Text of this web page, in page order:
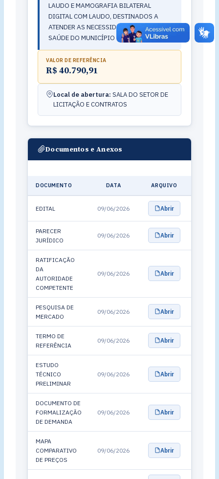
LAUDO E MAMOGRAFIA BILATERAL
DIGITAL COM LAUDO, DESTINADOS A
ATENDER AS NECESSIDADES DA REDE DE
SAÚDE DO MUNICÍPIO DE CURUÁ/PA
VALOR DE REFERÊNCIA
R$ 40.790,91
Local de abertura: SALA DO SETOR DE
LICITAÇÃO E CONTRATOS
Documentos e Anexos
DOCUMENTO DATA ARQUIVO
EDITAL 09/06/2026 Abrir
PARECER
JURÍDICO
09/06/2026 Abrir
RATIFICAÇÃO
DA
AUTORIDADE
COMPETENTE
09/06/2026 Abrir
PESQUISA DE
MERCADO
09/06/2026 Abrir
TERMO DE
REFERÊNCIA
09/06/2026 Abrir
ESTUDO
TÉCNICO
PRELIMINAR
09/06/2026 Abrir
DOCUMENTO DE
FORMALIZAÇÃO
DE DEMANDA
09/06/2026 Abrir
MAPA
COMPARATIVO
DE PREÇOS
09/06/2026 Abrir